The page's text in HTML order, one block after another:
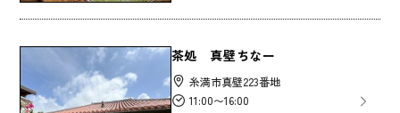
茶処 真壁ちなー
糸満市真壁223番地
11:00〜16:00